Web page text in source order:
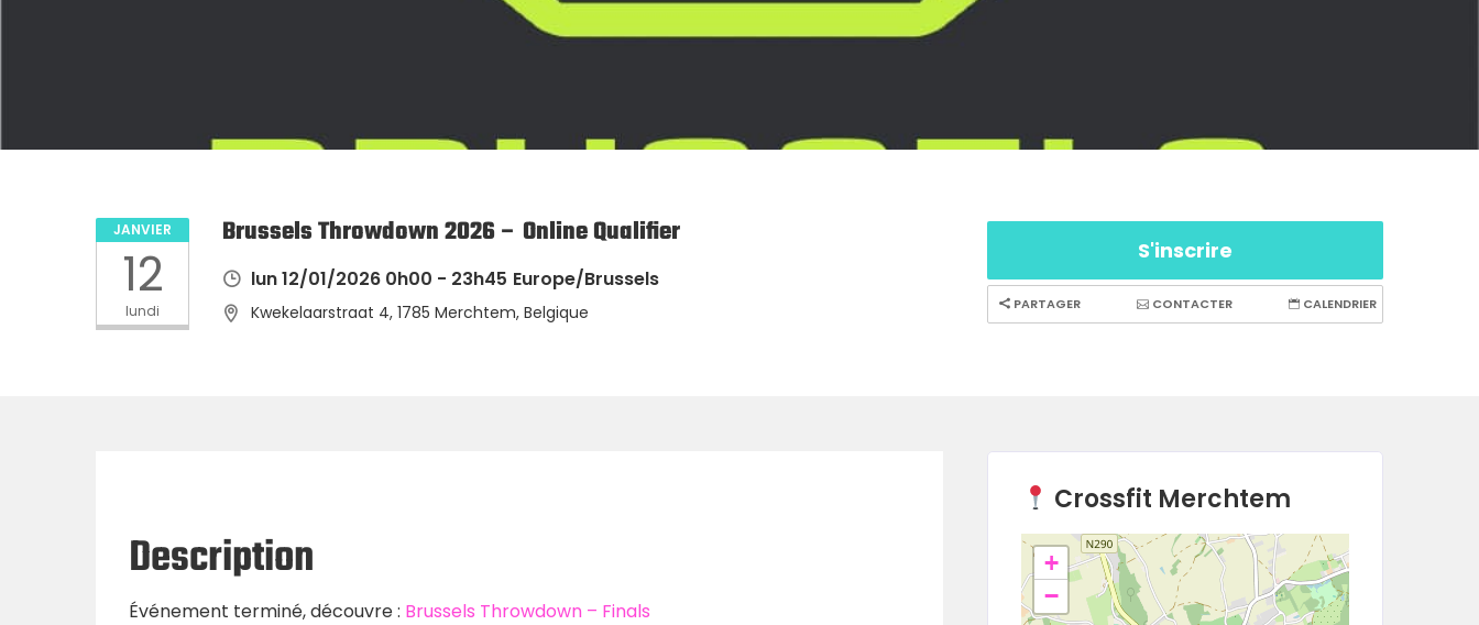
JANVIER
12
lundi
Brussels Throwdown 2026 – Online Qualifier
lun 12/01/2026 0h00 - 23h45 Europe/Brussels
Kwekelaarstraat 4, 1785 Merchtem, Belgique
S'inscrire
PARTAGER CONTACTER CALENDRIER
Description
Événement terminé, découvre : Brussels Throwdown – Finals
Crossfit Merchtem
+
−